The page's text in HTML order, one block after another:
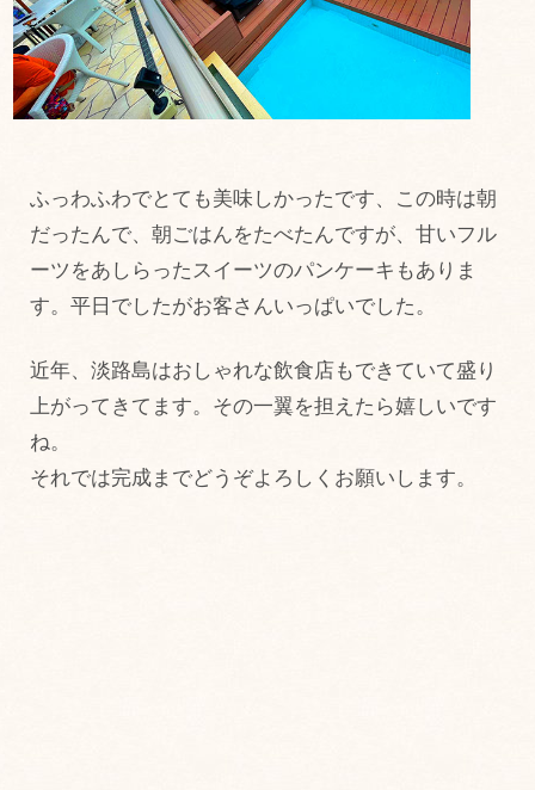
ふっわふわでとても美味しかったです、この時は朝
だったんで、朝ごはんをたべたんですが、甘いフル
ーツをあしらったスイーツのパンケーキもありま
す。平日でしたがお客さんいっぱいでした。
近年、淡路島はおしゃれな飲食店もできていて盛り
上がってきてます。その一翼を担えたら嬉しいです
ね。
それでは完成までどうぞよろしくお願いします。